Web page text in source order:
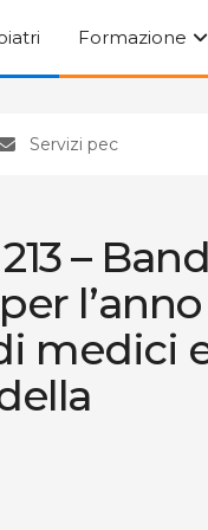
Formazione
Servizi pec
–
l’anno
medici